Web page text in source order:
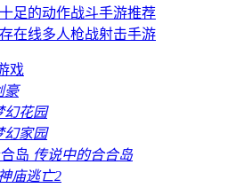
足的动作战斗手游推荐
在线多人枪战射击手游
戏
豪
幻花园
幻家园
传说中的合合岛
庙逃亡2